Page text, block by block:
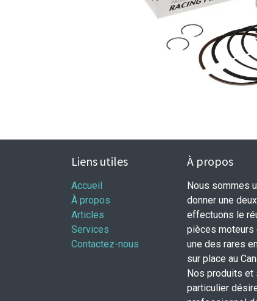
Liens utiles
Accueil
À propos
Articles
Services
Contactez-nous
À propos
Nous sommes
donner une
effectuons le
pièces moteurs
une des rares
sur place au
Nos produits
particulier